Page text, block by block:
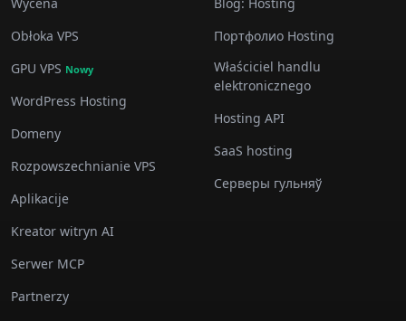
Obłoka VPS
GPU VPS Nowy
WordPress Hosting
Domeny
Rozpowszechnianie VPS
Aplikacije
Kreator witryn AI
Serwer MCP
Partnerzy
Портфолио Hosting
Właściciel handlu
elektronicznego
Hosting API
SaaS hosting
Серверы гульняў